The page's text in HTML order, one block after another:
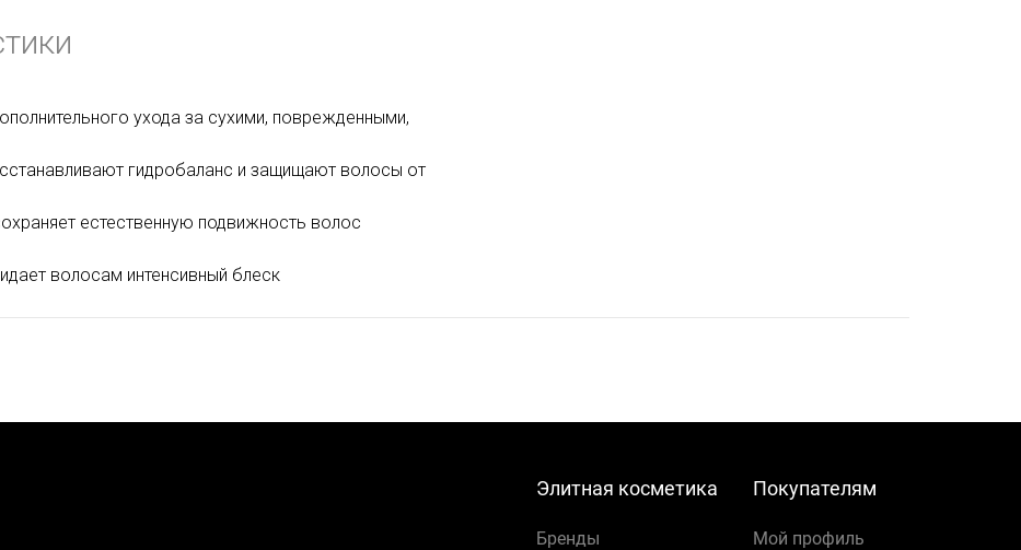
ухода за сухими, поврежденными,
гидробаланс и защищают волосы от
естественную подвижность волос
волосам интенсивный блеск
Элитная косметика
Бренды
Покупателям
Мой профиль